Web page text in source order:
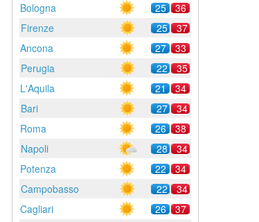
Bologna
25
36
Firenze
25
37
Ancona
27
33
Perugia
22
35
L'Aquila
21
34
Bari
27
34
Roma
26
38
Napoli
28
34
Potenza
22
34
Campobasso
22
34
Cagliari
26
37